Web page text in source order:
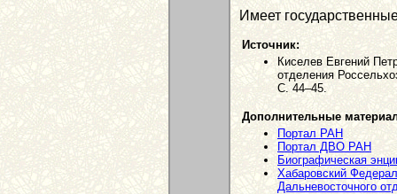
Имеет
Источник:
Киселев Евгений
отделения
С. 44–45.
Дополнительные
Портал РАН
Портал ДВО РАН
Биографическая
Хабаровский
Дальневосточного